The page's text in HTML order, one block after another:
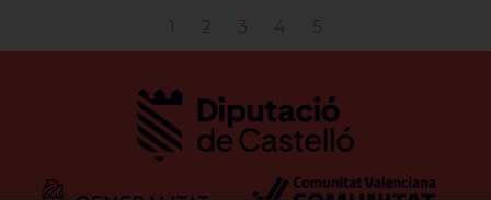
1 2 3 4 5